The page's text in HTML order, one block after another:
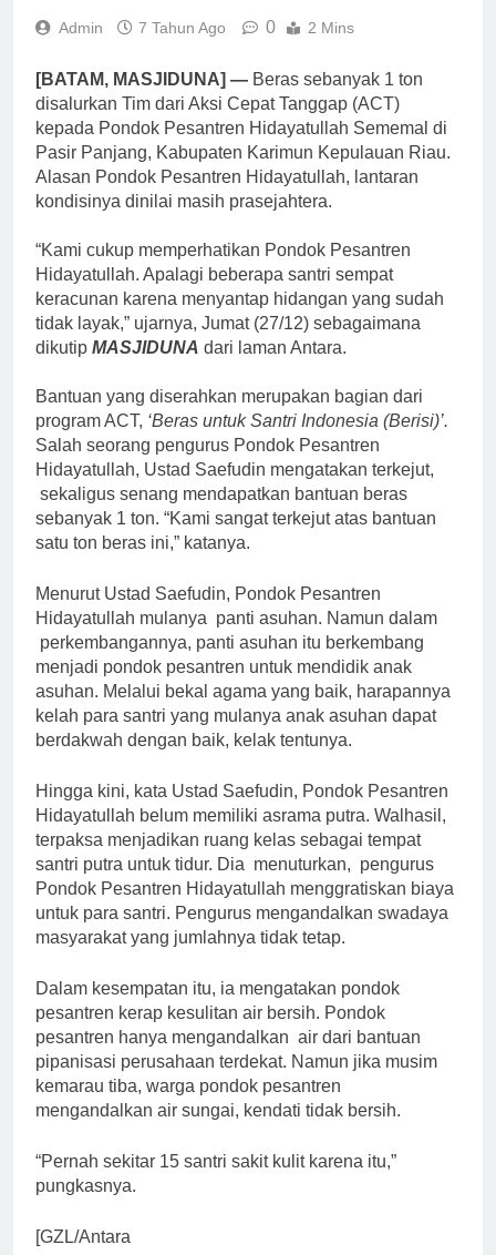
Admin 7 Tahun Ago 0 2 Mins
[BATAM, MASJIDUNA] — Beras sebanyak 1 ton
disalurkan Tim dari Aksi Cepat Tanggap (ACT)
kepada Pondok Pesantren Hidayatullah Sememal di
Pasir Panjang, Kabupaten Karimun Kepulauan Riau.
Alasan Pondok Pesantren Hidayatullah, lantaran
kondisinya dinilai masih prasejahtera.
“Kami cukup memperhatikan Pondok Pesantren
Hidayatullah. Apalagi beberapa santri sempat
keracunan karena menyantap hidangan yang sudah
tidak layak,” ujarnya, Jumat (27/12) sebagaimana
dikutip MASJIDUNA dari laman Antara.
Bantuan yang diserahkan merupakan bagian dari
program ACT, ‘Beras untuk Santri Indonesia (Berisi)’.
Salah seorang pengurus Pondok Pesantren
Hidayatullah, Ustad Saefudin mengatakan terkejut,
sekaligus senang mendapatkan bantuan beras
sebanyak 1 ton. “Kami sangat terkejut atas bantuan
satu ton beras ini,” katanya.
Menurut Ustad Saefudin, Pondok Pesantren
Hidayatullah mulanya panti asuhan. Namun dalam
perkembangannya, panti asuhan itu berkembang
menjadi pondok pesantren untuk mendidik anak
asuhan. Melalui bekal agama yang baik, harapannya
kelah para santri yang mulanya anak asuhan dapat
berdakwah dengan baik, kelak tentunya.
Hingga kini, kata Ustad Saefudin, Pondok Pesantren
Hidayatullah belum memiliki asrama putra. Walhasil,
terpaksa menjadikan ruang kelas sebagai tempat
santri putra untuk tidur. Dia menuturkan, pengurus
Pondok Pesantren Hidayatullah menggratiskan biaya
untuk para santri. Pengurus mengandalkan swadaya
masyarakat yang jumlahnya tidak tetap.
Dalam kesempatan itu, ia mengatakan pondok
pesantren kerap kesulitan air bersih. Pondok
pesantren hanya mengandalkan air dari bantuan
pipanisasi perusahaan terdekat. Namun jika musim
kemarau tiba, warga pondok pesantren
mengandalkan air sungai, kendati tidak bersih.
“Pernah sekitar 15 santri sakit kulit karena itu,”
pungkasnya.
[GZL/Antara